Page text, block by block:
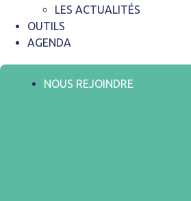
LES ACTUALITÉS
OUTILS
AGENDA
NOUS REJOINDRE